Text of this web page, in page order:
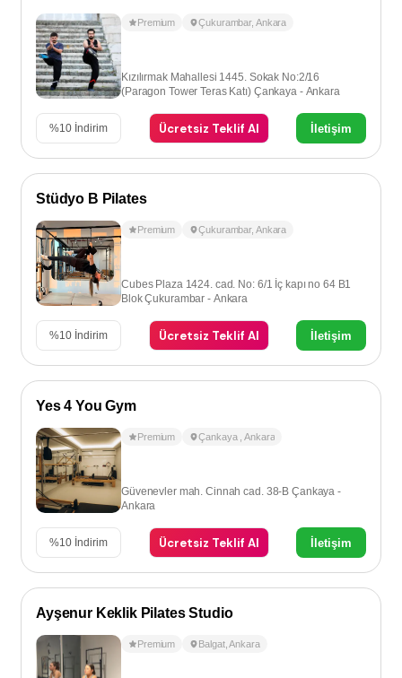
Premium Çukurambar, Ankara
Kızılırmak Mahallesi 1445. Sokak No:2/16
(Paragon Tower Teras Katı) Çankaya - Ankara
%10 İndirim Ücretsiz Teklif Al İletişim
Stüdyo B Pilates
Premium Çukurambar, Ankara
Cubes Plaza 1424. cad. No: 6/1 İç kapı no 64 B1
Blok Çukurambar - Ankara
%10 İndirim Ücretsiz Teklif Al İletişim
Yes 4 You Gym
Premium Çankaya ,Ankara
Güvenevler mah. Cinnah cad. 38-B Çankaya -
Ankara
%10 İndirim Ücretsiz Teklif Al İletişim
Ayşenur Keklik Pilates Studio
Premium Balgat,Ankara